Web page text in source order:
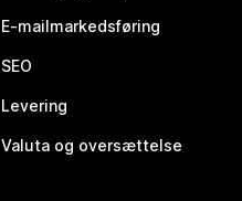
E-mailmarkedsføring
SEO
Levering
Valuta og oversættelse